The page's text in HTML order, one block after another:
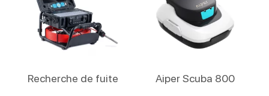
Recherche de fuite Aiper Scuba 800